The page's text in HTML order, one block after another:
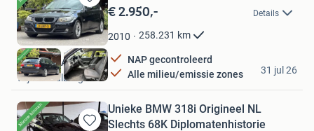
Bewaren
in
Mijn
Favorieten
€ 2.950,- Details
2010 258.231 km
NAP gecontroleerd
Alle milieu/emissie zones
Van Beek Auto’s
Wijk en Aalburg
31 jul 26
Unieke BMW 318i Origineel NL
Slechts 68K Diplomatenhistorie